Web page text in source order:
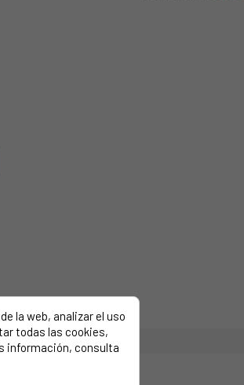
la web, analizar el uso
todas las cookies,
información, consulta